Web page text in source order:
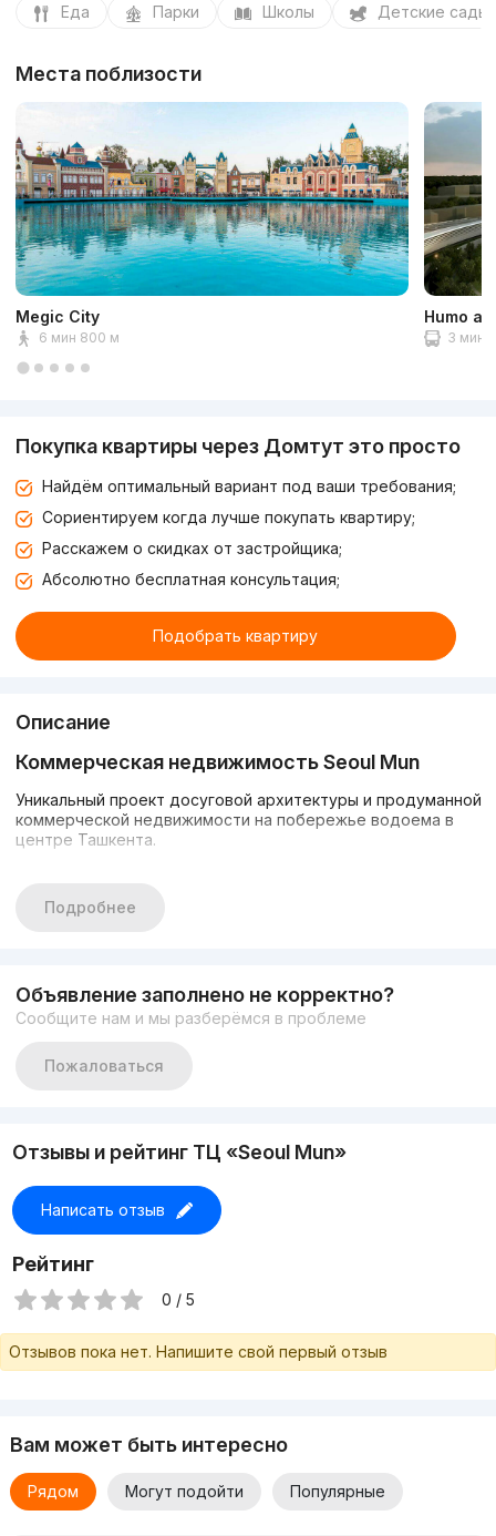
Еда Парки Школы Детские сады
Места поблизости
Megic City
6 мин 800 м
Humo
3 мин
Покупка квартиры через Домтут это просто
Найдём оптимальный вариант под ваши требования;
Сориентируем когда лучше покупать квартиру;
Расскажем о скидках от застройщика;
Абсолютно бесплатная консультация;
Подобрать квартиру
Описание
Коммерческая недвижимость Seoul Mun
Уникальный проект досуговой архитектуры и продуманной
коммерческой недвижимости на побережье водоема в
центре Ташкента.
ворота”.
символом взаимопроникновения лучшего опыта двух
стран.
Подробнее
Объявление заполнено не корректно?
Сообщите нам и мы разберёмся в проблеме
Пожаловаться
Отзывы и рейтинг ТЦ «Seoul Mun»
Написать отзыв
Рейтинг
0 / 5
Отзывов пока нет. Напишите свой первый отзыв
Вам может быть интересно
Рядом Могут подойти Популярные